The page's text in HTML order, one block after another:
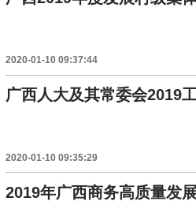
2020-01-10 09:37:44
广西人大及其常委会2019
2020-01-10 09:35:29
2019年广西商务高质量发